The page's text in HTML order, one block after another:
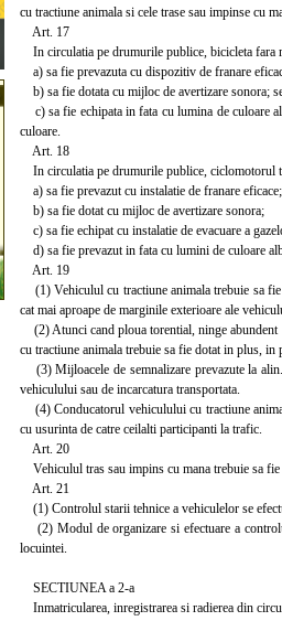
cu tractiune animala si cele trase sau impinse cu
Art. 17
In circulatia pe drumurile publice, bicicleta fara
a) sa fie prevazuta cu dispozitiv de franare
b) sa fie dotata cu mijloc de avertizare sonora;
c) sa fie echipata in fata cu lumina de culoare
culoare.
Art. 18
In circulatia pe drumurile publice, ciclomotorul
a) sa fie prevazut cu instalatie de franare eficace;
b) sa fie dotat cu mijloc de avertizare sonora;
c) sa fie echipat cu instalatie de evacuare a
d) sa fie prevazut in fata cu lumini de culoare
Art. 19
(1) Vehiculul cu tractiune animala trebuie sa
cat mai aproape de marginile exterioare ale
(2) Atunci cand ploua torential, ninge abundent
cu tractiune animala trebuie sa fie dotat in plus, in
(3) Mijloacele de semnalizare prevazute la
vehiculului sau de incarcatura transportata.
(4) Conducatorul vehiculului cu tractiune
cu usurinta de catre ceilalti participanti la trafic.
Art. 20
Vehiculul tras sau impins cu mana trebuie sa
Art. 21
(1) Controlul starii tehnice a vehiculelor se
(2) Modul de organizare si efectuare a
locuintei.
SECTIUNEA a 2-a
Inmatricularea, inregistrarea si radierea din